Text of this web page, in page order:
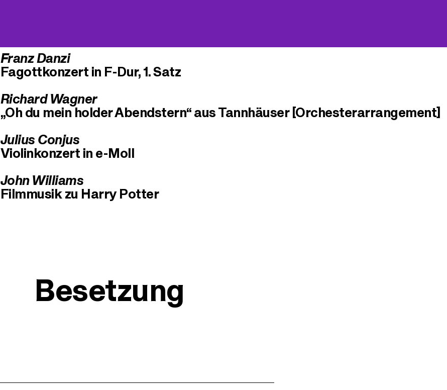
Franz Danzi
Fagottkonzert in F-Dur, 1. Satz
Richard Wagner
„Oh du mein holder Abendstern“ aus Tannhäuser [Orchesterarrangement]
Julius Conjus
Violinkonzert in e-Moll
John Williams
Filmmusik zu Harry Potter
Besetzung